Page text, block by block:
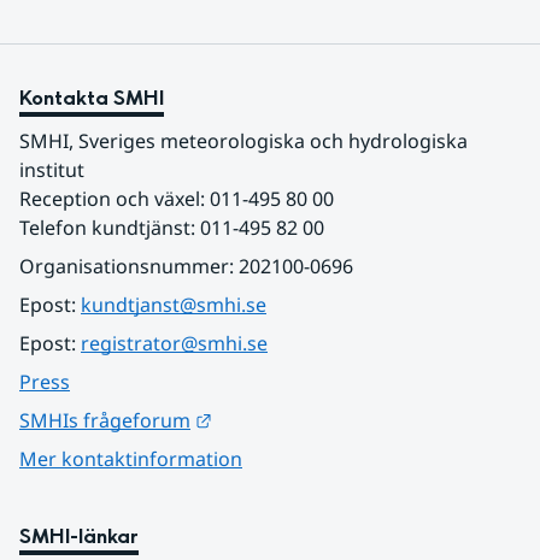
Kontakta SMHI
SMHI, Sveriges meteorologiska och hydrologiska
institut
Reception och växel: 011-495 80 00
Telefon kundtjänst: 011-495 82 00
Organisationsnummer: 202100-0696
Epost: kundtjanst@smhi.se
Epost: registrator@smhi.se
Press
SMHIs frågeforum
Mer kontaktinformation
SMHI-länkar